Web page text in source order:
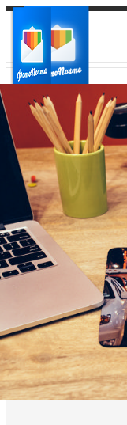
Ваш город:
Ваш регион доставки
Выберите из списка: